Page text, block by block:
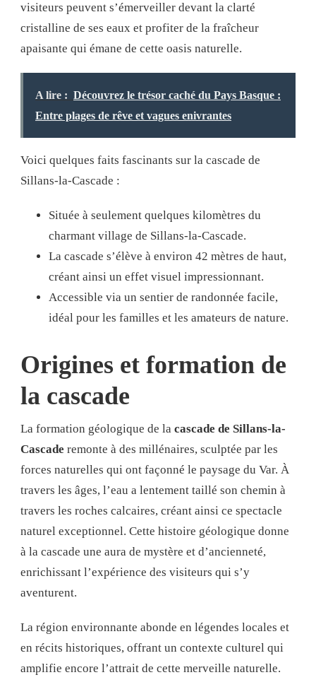
visiteurs peuvent s’émerveiller devant la clarté
cristalline de ses eaux et profiter de la fraîcheur
apaisante qui émane de cette oasis naturelle.
A lire : Découvrez le trésor caché du Pays Basque :
Entre plages de rêve et vagues enivrantes
Voici quelques faits fascinants sur la cascade de
Sillans-la-Cascade :
Située à seulement quelques kilomètres du
charmant village de Sillans-la-Cascade.
La cascade s’élève à environ 42 mètres de haut,
créant ainsi un effet visuel impressionnant.
Accessible via un sentier de randonnée facile,
idéal pour les familles et les amateurs de nature.
Origines et formation de
la cascade
La formation géologique de la cascade de Sillans-la-
Cascade remonte à des millénaires, sculptée par les
forces naturelles qui ont façonné le paysage du Var. À
travers les âges, l’eau a lentement taillé son chemin à
travers les roches calcaires, créant ainsi ce spectacle
naturel exceptionnel. Cette histoire géologique donne
à la cascade une aura de mystère et d’ancienneté,
enrichissant l’expérience des visiteurs qui s’y
aventurent.
La région environnante abonde en légendes locales et
en récits historiques, offrant un contexte culturel qui
amplifie encore l’attrait de cette merveille naturelle.